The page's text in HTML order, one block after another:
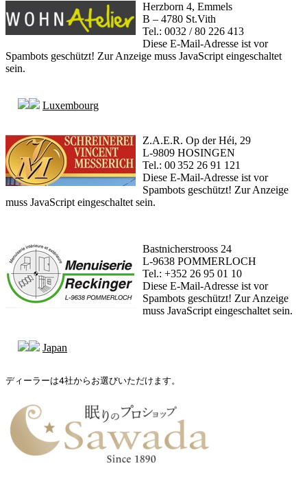
Herzborn 4, Emmels
B – 4780 St.Vith
Tel.: 0032 / 80 226 413
Diese E-Mail-Adresse ist vor
Spambots geschützt! Zur Anzeige muss JavaScript eingeschaltet
sein.
Luxembourg
Z.A.E.R. Op der Héi, 29
L-9809 HOSINGEN
Tel.: 00 352 26 91 121
Diese E-Mail-Adresse ist vor
Spambots geschützt! Zur Anzeige
muss JavaScript eingeschaltet sein.
Bastnicherstrooss 24
L-9638 POMMERLOCH
Tel.: +352 26 95 01 10
Diese E-Mail-Adresse ist vor
Spambots geschützt! Zur Anzeige
muss JavaScript eingeschaltet sein.
Japan
ディーラーは4社からお選びいただけます。